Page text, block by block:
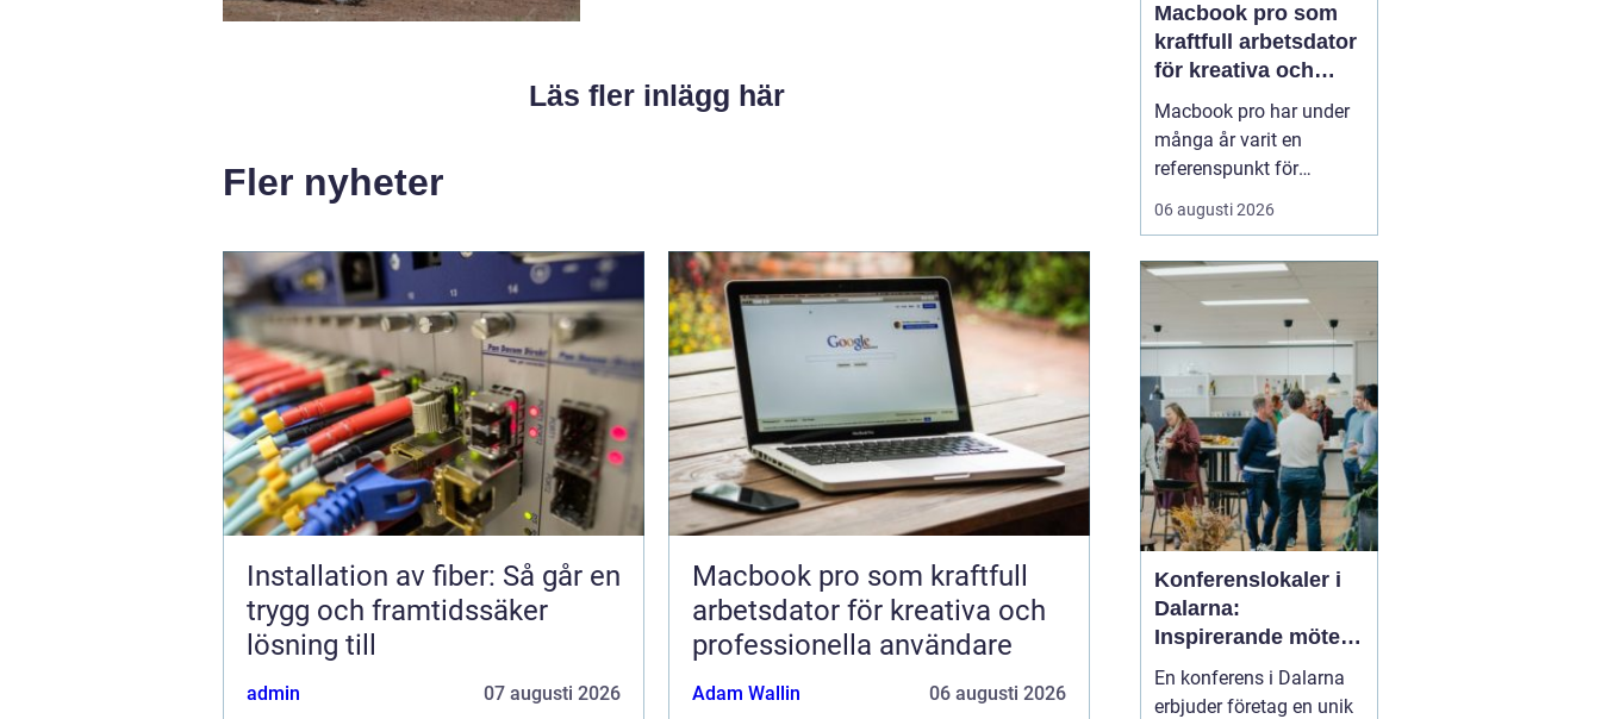
Läs fler inlägg här
Fler nyheter
Installation av fiber: Så går en
trygg och framtidssäker
lösning till
admin 07 augusti 2026
Macbook pro som kraftfull
arbetsdator för kreativa och
professionella användare
Adam Wallin 06 augusti 2026
Macbook pro som
kraftfull arbetsdator
för kreativa och
professionella
användare
Macbook pro har under
många år varit en
referenspunkt för
bärbara datorer inom
kreativt och
Modellen kombinerar
hög prestanda,
genomtänkt design och
lång livslängd på ett sätt
som gör den intressant
för både företag och
privatp...
06 augusti 2026
Konferenslokaler i
Dalarna:
Inspirerande möten
i hjärtat av Sverige
En konferens i Dalarna
erbjuder företag en unik